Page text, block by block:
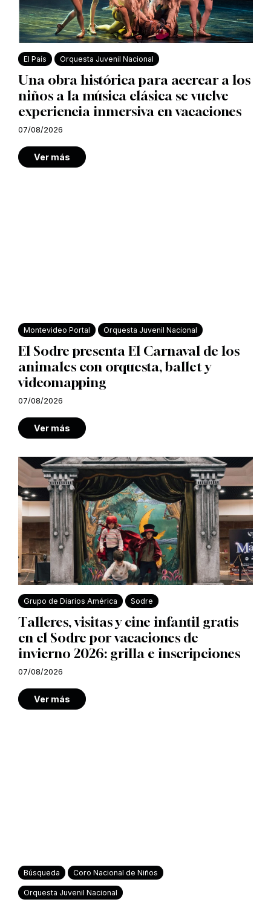
El País Orquesta Juvenil Nacional
Una obra histórica para acercar a los
niños a la música clásica se vuelve
experiencia inmersiva en vacaciones
07/08/2026
Ver más
Montevideo Portal Orquesta Juvenil Nacional
El Sodre presenta El Carnaval de los
animales con orquesta, ballet y
videomapping
07/08/2026
Ver más
Grupo de Diarios América Sodre
Talleres, visitas y cine infantil gratis
en el Sodre por vacaciones de
invierno 2026: grilla e inscripciones
07/08/2026
Ver más
Búsqueda Coro Nacional de Niños
Orquesta Juvenil Nacional